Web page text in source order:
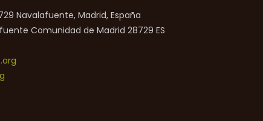
Navalafuente, Madrid, España
Comunidad de Madrid 28729 ES